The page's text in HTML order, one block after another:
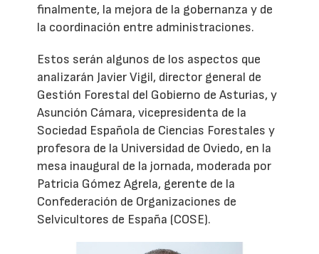
finalmente, la mejora de la gobernanza y de
la coordinación entre administraciones.
Estos serán algunos de los aspectos que
analizarán Javier Vigil, director general de
Gestión Forestal del Gobierno de Asturias, y
Asunción Cámara, vicepresidenta de la
Sociedad Española de Ciencias Forestales y
profesora de la Universidad de Oviedo, en la
mesa inaugural de la jornada, moderada por
Patricia Gómez Agrela, gerente de la
Confederación de Organizaciones de
Selvicultores de España (COSE).